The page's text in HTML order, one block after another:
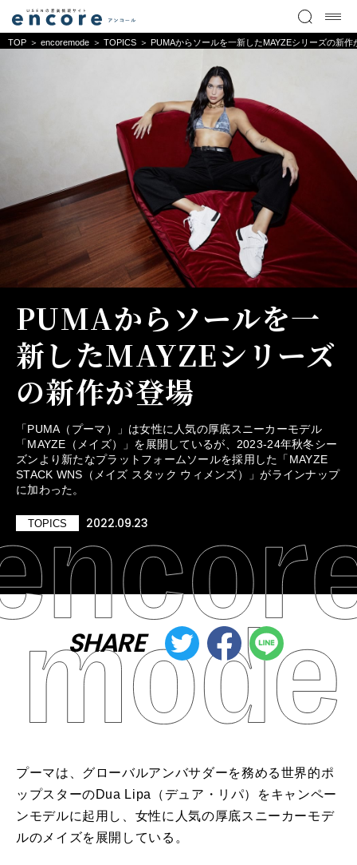
TOP encoremode TOPICS PUMAからソールを一新したMAYZEシリーズの新作
PUMAからソールを一
新したMAYZEシリーズ
の新作が登場
「PUMA（プーマ）」は女性に人気の厚底スニーカーモデル
「MAYZE（メイズ）」を展開しているが、2023-24年秋冬シー
ズンより新たなプラットフォームソールを採用した「MAYZE
STACK WNS（メイズ スタック ウィメンズ）」がラインナップ
に加わった。
TOPICS 2022.09.23
SHARE
プーマは、グローバルアンバサダーを務める世界的ポ
ップスターのDua Lipa（デュア・リパ）をキャンペー
ンモデルに起用し、女性に人気の厚底スニーカーモデ
ルのメイズを展開している。